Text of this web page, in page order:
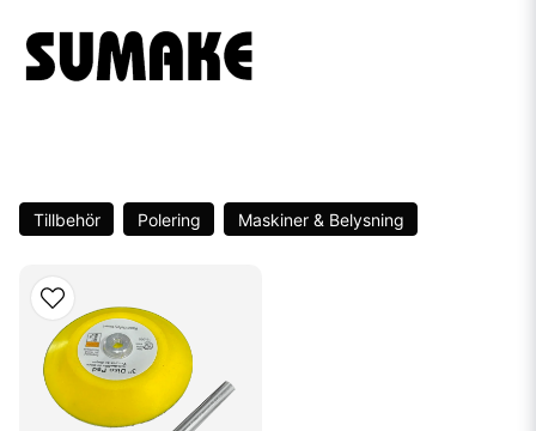
Tillbehör Polering Maskiner & Belysning